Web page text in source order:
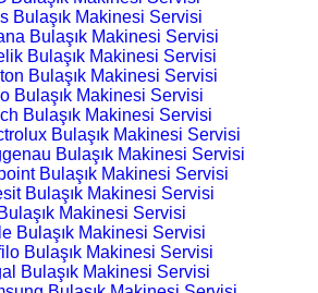
Bulaşık Makinesi Servisi
Bulaşık Makinesi Servisi
Bulaşık Makinesi Servisi
Bulaşık Makinesi Servisi
Bulaşık Makinesi Servisi
Bulaşık Makinesi Servisi
Bulaşık Makinesi Servisi
Bulaşık Makinesi Servisi
Bulaşık Makinesi Servisi
Bulaşık Makinesi Servisi
Makinesi Servisi
Bulaşık Makinesi Servisi
Bulaşık Makinesi Servisi
Bulaşık Makinesi Servisi